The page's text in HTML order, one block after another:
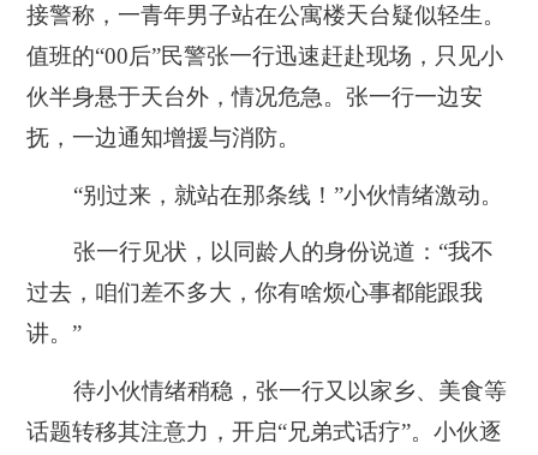
接警称，一青年男子站在公寓楼天台疑似轻生。
值班的“00后”民警张一行迅速赶赴现场，只见小
伙半身悬于天台外，情况危急。张一行一边安
抚，一边通知增援与消防。
“别过来，就站在那条线！”小伙情绪激动。
张一行见状，以同龄人的身份说道：“我不
过去，咱们差不多大，你有啥烦心事都能跟我
讲。”
待小伙情绪稍稳，张一行又以家乡、美食等
话题转移其注意力，开启“兄弟式话疗”。小伙逐